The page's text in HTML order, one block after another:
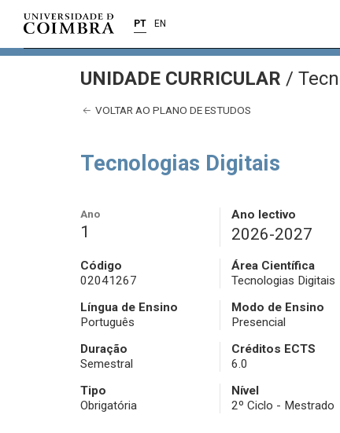
PT EN
UNIDADE CURRICULAR /
VOLTAR AO PLANO DE ESTUDOS
Tecnologias Digitais
Ano
1
Ano lectivo
2026-2027
Código
02041267
Área Científica
Tecnologias Digitais
Língua de Ensino
Português
Modo de Ensino
Presencial
Duração
Semestral
Créditos ECTS
6.0
Tipo
Obrigatória
Nível
2º Ciclo - Mestrado